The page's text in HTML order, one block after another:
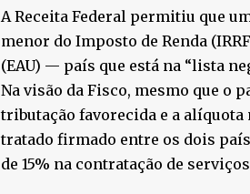
A Receita Federal permitiu que
menor do Imposto de Renda
(EAU) — país que está na “lista
Na visão da Fisco, mesmo que o
tributação favorecida e a alíquota
tratado firmado entre os dois
de 15% na contratação de